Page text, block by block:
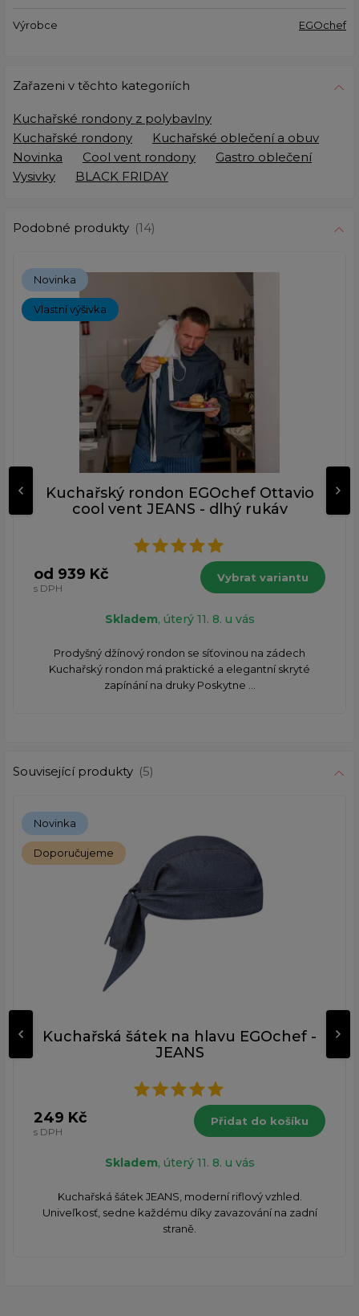
Výrobce EGOchef
Zařazeni v těchto kategoriích
Kuchařské rondony z polybavlny
Kuchařské rondony
Kuchařské oblečení a obuv
Novinka
Cool vent rondony
Gastro oblečení
Vysivky
BLACK FRIDAY
Podobné produkty (14)
Novinka
Vlastní výšivka
Kuchařský rondon EGOchef Ottavio
cool vent JEANS - dlhý rukáv
od 939 Kč
s DPH
Vybrat variantu
Skladem, úterý 11. 8. u vás
Prodyšný džínový rondon se síťovinou na zádech
Kuchařský rondon má praktické a elegantní skryté
zapínání na druky Poskytne ...
Související produkty (5)
Novinka
Doporučujeme
Kuchařská šátek na hlavu EGOchef -
JEANS
249 Kč
s DPH
Přidat do košíku
Skladem, úterý 11. 8. u vás
Kuchařská šátek JEANS, moderní riflový vzhled.
Univeľkosť, sedne každému díky zavazování na zadní
straně.